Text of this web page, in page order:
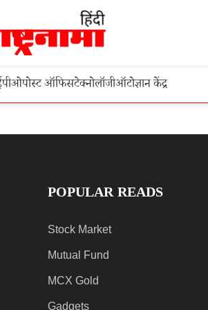
पोस्ट ऑफिसटेक्नोलॉजीऑटोज्ञान केंद्र
POPULAR READS
Stock Market
Mutual Fund
MCX Gold
Gadgets